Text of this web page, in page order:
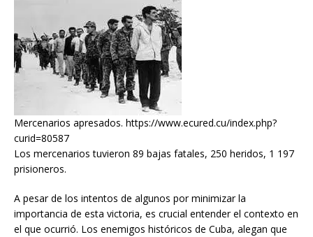
Mercenarios apresados. https://www.ecured.cu/index.php?
curid=80587
Los mercenarios tuvieron 89 bajas fatales, 250 heridos, 1 197
prisioneros.
A pesar de los intentos de algunos por minimizar la
importancia de esta victoria, es crucial entender el contexto en
el que ocurrió. Los enemigos históricos de Cuba, alegan que